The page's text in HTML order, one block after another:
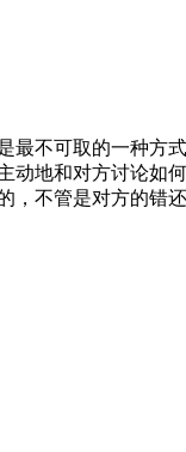
不可取的一种
地和对方讨论
不管是对方的